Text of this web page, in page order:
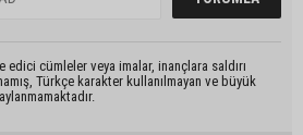
edici cümleler veya imalar, inançlara saldırı
Türkçe karakter kullanılmayan ve büyük